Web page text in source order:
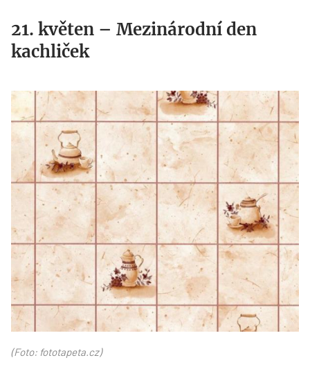
21. květen – Mezinárodní den
kachliček
fototapeta.cz_.jpg
(Foto: fototapeta.cz)